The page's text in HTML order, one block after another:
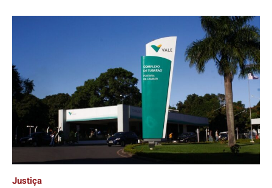
Justiça